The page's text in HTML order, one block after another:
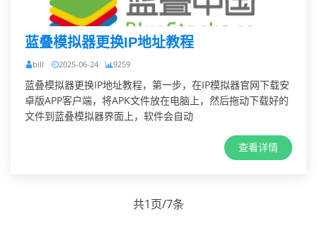
蓝叠模拟器更换IP地址教程
bill 2025-06-24 9259
蓝叠模拟器更换IP地址教程，第一步，在IP模拟器官网下载安
卓版APP客户端，将APK文件放在电脑上，然后拖动下载好的
文件到蓝叠模拟器界面上，软件会自动
查看详情
共1页/7条